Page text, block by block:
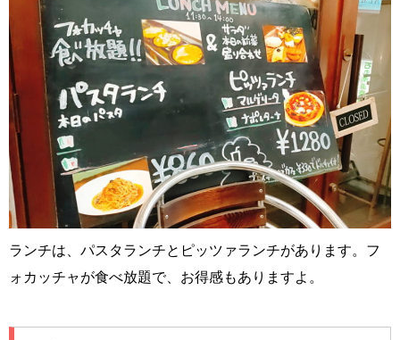
ランチは、パスタランチとピッツァランチがあります。フ
ォカッチャが食べ放題で、お得感もありますよ。